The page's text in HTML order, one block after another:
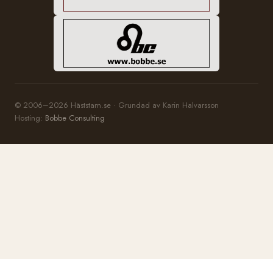
© 2006–2026 Häststam.se · Grundad av Karin Halvarsson
Hosting: Bobbe Consulting